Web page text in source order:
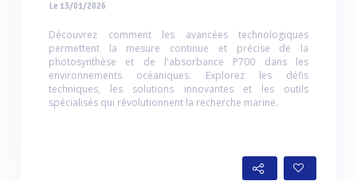
Le 13/01/2026
Découvrez comment les avancées technologiques
permettent la mesure continue et précise de la
photosynthèse et de l'absorbance P700 dans les
environnements océaniques. Explorez les défis
techniques, les solutions innovantes et les outils
spécialisés qui révolutionnent la recherche marine.